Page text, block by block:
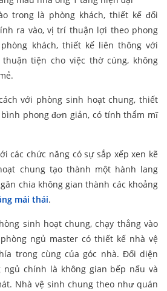
trong là phòng khách, thiết kế đối
ra vào, vị trí thuận lợi theo phong
khách, thiết kế liên thông với
tiện cho việc thờ cúng, không
với phòng sinh hoạt chung, thiết
phong đơn giản, có tính thẩm mĩ
các chức năng có sự sắp xếp xen kẽ
chung tạo thành một hành lang
chia không gian thành các khoảng
mái thái.
sinh hoạt chung, chạy thẳng vào
ngủ master có thiết kế nhà vệ
trong cùng của góc nhà. Đối diện
ngủ chính là không gian bếp nấu và
Nhà vệ sinh chung theo như quán